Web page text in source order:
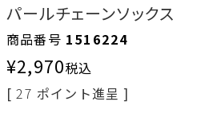
パールチェーンソックス
商品番号 1516224
¥2,970税込
[ 27 ポイント進呈 ]